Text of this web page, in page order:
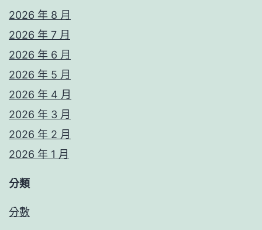
2026 年 8 月
2026 年 7 月
2026 年 6 月
2026 年 5 月
2026 年 4 月
2026 年 3 月
2026 年 2 月
2026 年 1 月
分類
分數